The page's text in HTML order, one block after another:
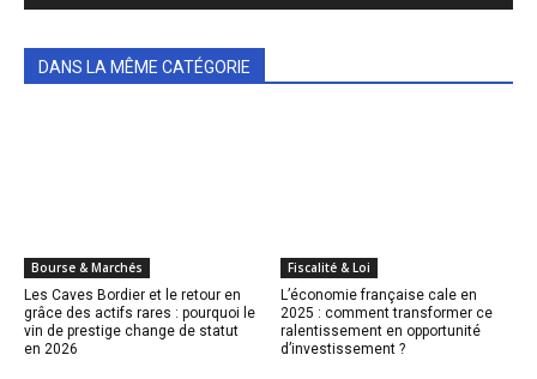
DANS LA MÊME CATÉGORIE
Bourse & Marchés
Les Caves Bordier et le retour en
grâce des actifs rares : pourquoi le
vin de prestige change de statut
en 2026
Fiscalité & Loi
L’économie française cale en
2025 : comment transformer ce
ralentissement en opportunité
d’investissement ?